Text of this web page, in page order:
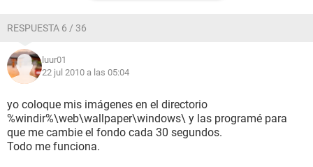
RESPUESTA 6 / 36
luur01
22 jul 2010 a las 05:04
yo coloque mis imágenes en el directorio
%windir%\web\wallpaper\windows\ y las programé para
que me cambie el fondo cada 30 segundos.
Todo me funciona.